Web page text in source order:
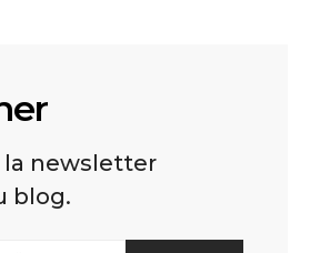
la newsletter
blog.